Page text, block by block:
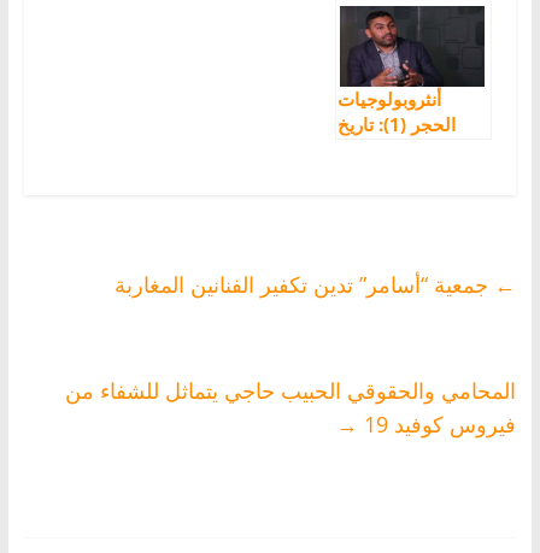
أنثروبولوجيات
الحجر (1): تاريخ
← جمعية “أسامر” تدين تكفير الفنانين المغاربة
المحامي والحقوقي الحبيب حاجي يتماثل للشفاء من
فيروس كوفيد 19
→